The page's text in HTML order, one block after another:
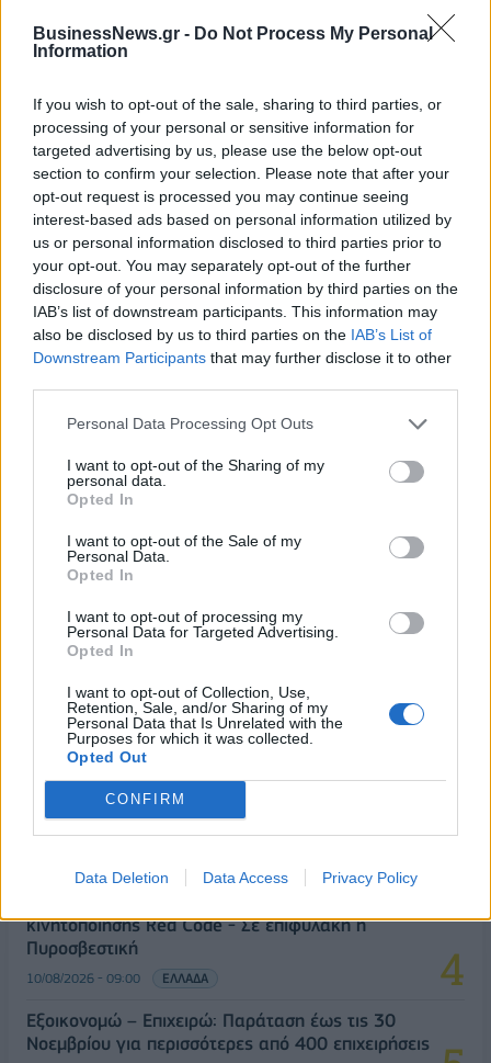
BusinessNews.gr - Do Not Process My Personal
Information
If you wish to opt-out of the sale, sharing to third parties, or
processing of your personal or sensitive information for
targeted advertising by us, please use the below opt-out
section to confirm your selection. Please note that after your
opt-out request is processed you may continue seeing
interest-based ads based on personal information utilized by
us or personal information disclosed to third parties prior to
your opt-out. You may separately opt-out of the further
disclosure of your personal information by third parties on the
IAB’s list of downstream participants. This information may
also be disclosed by us to third parties on the IAB’s List of
Downstream Participants that may further disclose it to other
Personal Data Processing Opt Outs
I want to opt-out of the Sharing of my
personal data.
Opted In
I want to opt-out of the Sale of my
Personal Data.
Opted In
I want to opt-out of processing my
Personal Data for Targeted Advertising.
Opted In
I want to opt-out of Collection, Use,
Retention, Sale, and/or Sharing of my
Personal Data that Is Unrelated with the
Purposes for which it was collected.
Opted Out
CONFIRM
Data Deletion Data Access Privacy Policy
10/08/2026 - 13:50 LIFESTYLE
Πακιστάν-Τουρκίας δείχνει «μεταβολή της
αντίληψης» απέναντι στις ΗΠΑ
10/08/2026 - 13:41 ΚΟΣΜΟΣ
Η Συρία ανακοινώνει συμφωνία με τη Ρωσία για
την τύχη των στρατιωτικών βάσεών της
10/08/2026 - 13:27 ΚΟΣΜΟΣ
ΟΛΕΣ ΟΙ ΕΙΔΗΣΕΙΣ
κερδοφορία - Στόχος για το 2026 η ανάπτυξη και
νέα μονάδα στο Μεσολόγγι
Ταχύτερα και αυστηρότερα: Το νέο ψηφιακό
καθεστώς της ΑΑΔΕ για τα ανασφάλιστα οχήματα
10/08/2026 - 09:31
Τουρισμός για Όλους: Kατάθεση αιτήσεων
κινητοποίησης Red Code - Σε επιφυλακή η
Πυροσβεστική
10/08/2026 - 09:00 ΕΛΛΑΔΑ
Εξοικονομώ – Επιχειρώ: Παράταση έως τις 30
Νοεμβρίου για περισσότερες από 400 επιχειρήσεις